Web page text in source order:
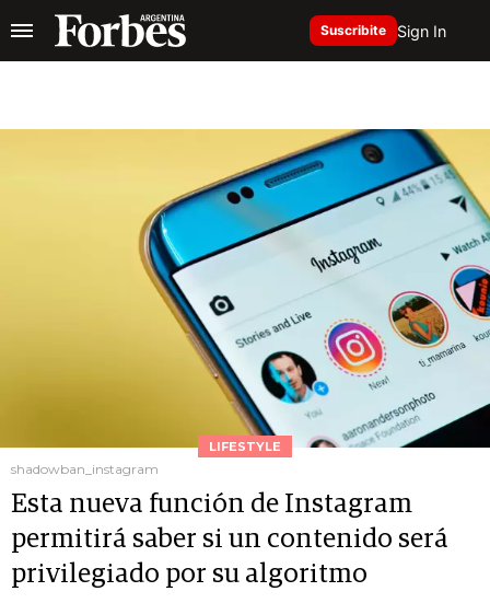
Suscribite Sign In
LIFESTYLE
shadowban_instagram
Esta nueva función de Instagram
permitirá saber si un contenido será
privilegiado por su algoritmo